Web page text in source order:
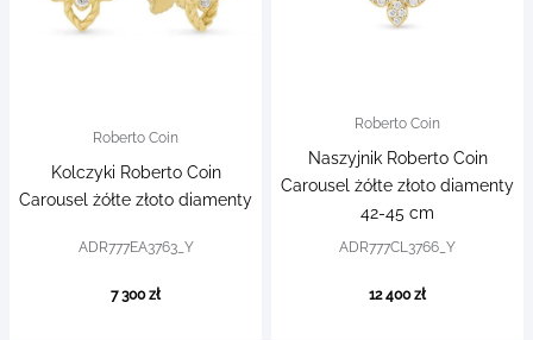
Roberto Coin
Kolczyki Roberto Coin
Carousel żółte złoto diamenty
ADR777EA3763_Y
7 300 zł
Roberto Coin
Naszyjnik Roberto Coin
Carousel żółte złoto diamenty
42-45 cm
ADR777CL3766_Y
12 400 zł